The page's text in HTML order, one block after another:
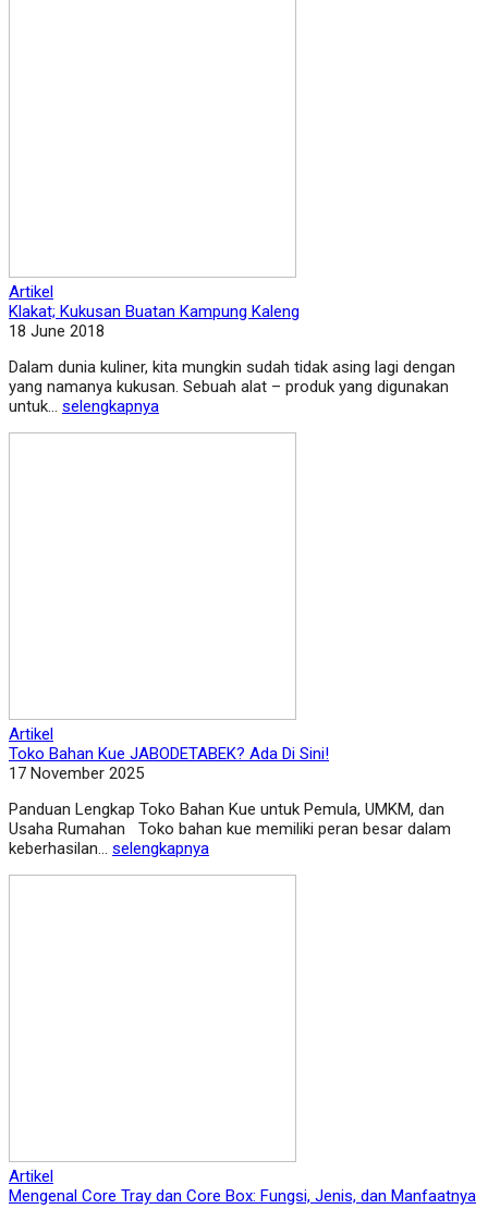
Artikel
Klakat; Kukusan Buatan Kampung Kaleng
18 June 2018
Dalam dunia kuliner, kita mungkin sudah tidak asing lagi dengan
yang namanya kukusan. Sebuah alat – produk yang digunakan
untuk... selengkapnya
Artikel
Toko Bahan Kue JABODETABEK? Ada Di Sini!
17 November 2025
Panduan Lengkap Toko Bahan Kue untuk Pemula, UMKM, dan
Usaha Rumahan Toko bahan kue memiliki peran besar dalam
keberhasilan... selengkapnya
Artikel
Mengenal Core Tray dan Core Box: Fungsi, Jenis, dan Manfaatnya